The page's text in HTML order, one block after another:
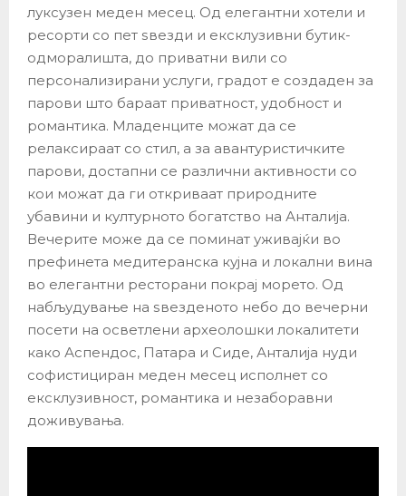
луксузен меден месец. Од елегантни хотели и
ресорти со пет ѕвезди и ексклузивни бутик-
одморалишта, до приватни вили со
персонализирани услуги, градот е создаден за
парови што бараат приватност, удобност и
романтика. Младенците можат да се
релаксираат со стил, а за авантуристичките
парови, достапни се различни активности со
кои можат да ги откриваат природните
убавини и културното богатство на Анталија.
Вечерите може да се поминат уживајќи во
префинета медитеранска кујна и локални вина
во елегантни ресторани покрај морето. Од
набљудување на ѕвезденото небо до вечерни
посети на осветлени археолошки локалитети
како Аспендос, Патара и Сиде, Анталија нуди
софистициран меден месец исполнет со
ексклузивност, романтика и незаборавни
доживувања.